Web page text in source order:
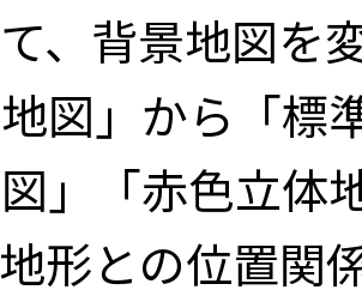
、背景地図を
地図」から「
」「赤色立体
形との位置関